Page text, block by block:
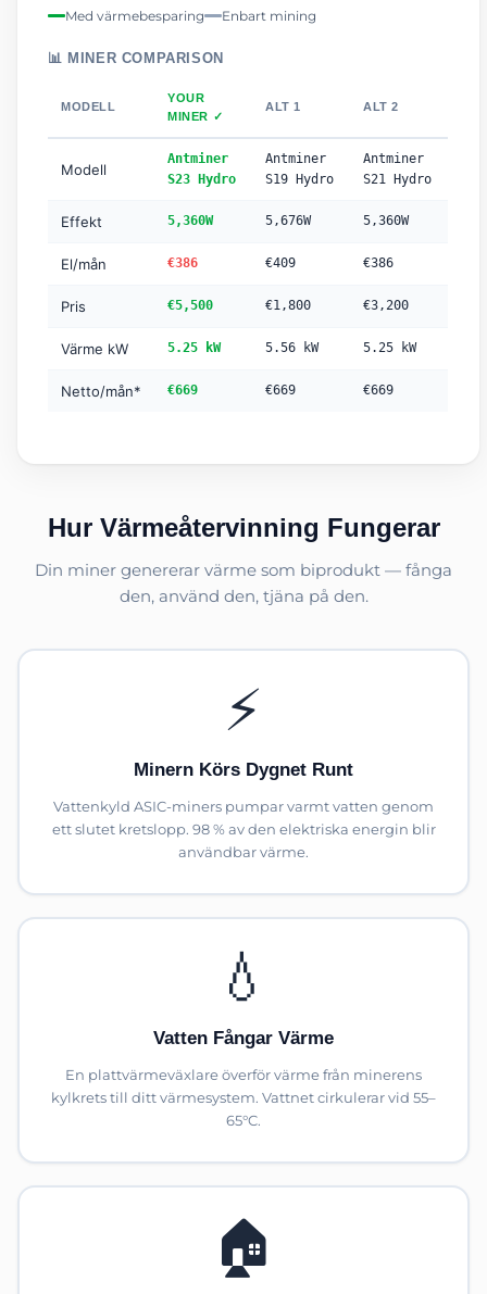
Med värmebesparing Enbart mining
📊 MINER COMPARISON
MODELL
YOUR
MINER ✓
ALT 1 ALT 2
Modell
Antminer
S23 Hydro
Antminer
S19 Hydro
Antminer
S21 Hydro
Effekt 5,360W 5,676W 5,360W
El/mån €386 €409 €386
Pris €5,500 €1,800 €3,200
Värme kW 5.25 kW 5.56 kW 5.25 kW
Netto/mån* €669 €669 €669
Hur Värmeåtervinning Fungerar
Din miner genererar värme som biprodukt — fånga
den, använd den, tjäna på den.
⚡
Minern Körs Dygnet Runt
Vattenkyld ASIC-miners pumpar varmt vatten genom
ett slutet kretslopp. 98 % av den elektriska energin blir
användbar värme.
💧
Vatten Fångar Värme
En plattvärmeväxlare överför värme från minerens
kylkrets till ditt värmesystem. Vattnet cirkulerar vid 55–
65°C.
🏠